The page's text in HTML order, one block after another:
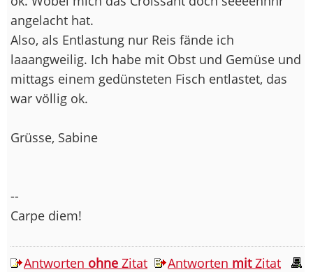
angelacht hat.
Also, als Entlastung nur Reis fände ich
laaangweilig. Ich habe mit Obst und Gemüse und
mittags einem gedünsteten Fisch entlastet, das
war völlig ok.
Grüsse, Sabine
--
Carpe diem!
Antworten ohne Zitat Antworten mitZitat